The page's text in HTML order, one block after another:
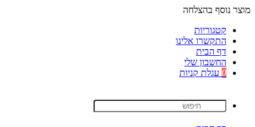
מוצר נוסף בהצלחה
קטגוריות
התקשרו אלינו
דף הבית
החשבון שלי
0 עגלת קניות